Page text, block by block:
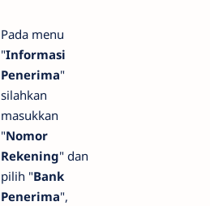
Pada menu
"Informasi
Penerima"
silahkan
masukkan
"Nomor
Rekening" dan
pilih "Bank
Penerima",